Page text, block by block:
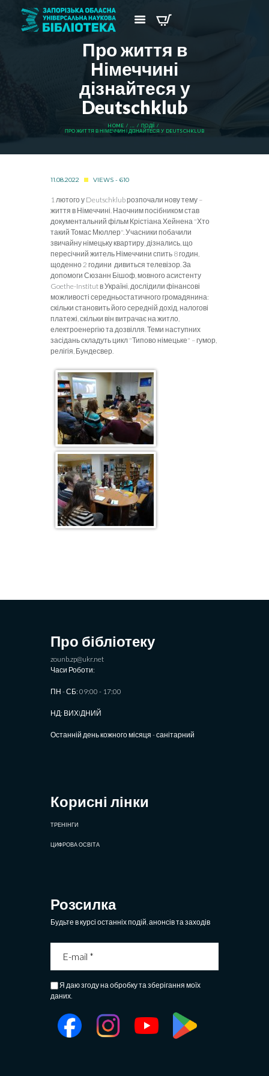
Про життя в
Німеччині
дізнайтеся у
Deutschklub
HOME ...
ПОДІЇ
ПРО ЖИТТЯ В НІМЕЧЧИНІ ДІЗНАЙТЕСЯ У DEUTSCHKLUB
11.08.2022 VIEWS - 610
1 лютого у Deutschklub розпочали нову тему –
життя в Німеччині. Наочним посібником став
документальний фільм Крістіана Хейнена "Хто
такий Томас Мюллер". Учасники побачили
звичайну німецьку квартиру, дізнались, що
пересічний житель Німеччини спить 8 годин,
щоденно 2 години дивиться телевізор. За
допомоги Сюзанн Бішоф, мовного асистенту
Goethe-Institut в Україні, дослідили фінансові
можливості середньостатичного громадянина:
скільки становить його середній дохід, налогові
платежі, скільки він витрачає на житло,
електроенергію та дозвілля. Теми наступних
засідань складуть цикл "Типово німецьке" – гумор,
релігія, Бундесвер.
Про бібліотеку
zounb.zp@ukr.net
Часи Роботи:
ПН - СБ: 09:00 - 17:00
НД: ВИХIДНИЙ
Останній день кожного місяця - санітарний
Корисні лінки
ТРЕНІНГИ
ЦИФРОВА ОСВІТА
Розсилка
Будьте в курсі останніх подій, анонсів та заходів
Я даю згоду на обробку та зберігання моїх
даних.